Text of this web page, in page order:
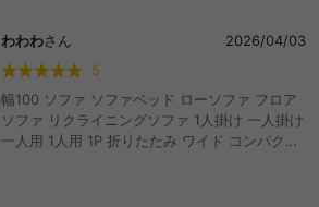
わわわさん
2026/04/03
5
幅100 ソファ ソファベッド ローソファ フロア
ソファ リクライニングソファ 1人掛け 一人掛け
一人用 1人用 1P 折りたたみ ワイド コンパクト